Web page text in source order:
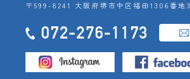
〒599-8241 大阪府堺市中区福田1306番地3
072-276-1173